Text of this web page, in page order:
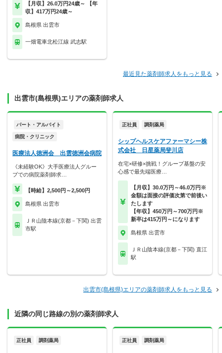
【月収】26.0万円24歳～ 【年
収】417万円24歳～
島根県 出雲市
一畑電車北松江線 武志駅
最近見た薬剤師求人をもっと見る
出雲市(島根県)エリアの薬剤師求人
パート・アルバイト
病院・クリニック
医療法人徳洲会 出雲徳洲会病院
《未経験OK》大手医療法人グルー
プでの病院薬剤師求…
【時給】2,500円～2,500円
島根県 出雲市
ＪＲ山陰本線(京都－下関) 出雲
市駅
正社員 調剤薬局
シップヘルスケアファーマシー株
式会社 日星薬局斐川店
在宅×研修×挑戦！グループ基盤の安
心感で最先端医療…
【月収】30.0万円～46.0万円※
金額は面接の評価次第で前後い
たします
【年収】450万円～700万円※
新卒は415万円～になります
島根県 出雲市
ＪＲ山陰本線(京都－下関) 直江
駅
出雲市(島根県)エリアの薬剤師求人をもっと見る
近隣の同じ路線の別の薬剤師求人
正社員 調剤薬局 正社員 調剤薬局